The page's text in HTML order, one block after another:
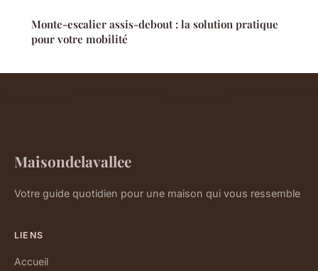
Monte-escalier assis-debout : la solution pratique
pour votre mobilité
Maisondelavallee
Votre guide quotidien pour une maison qui vous ressemble
LIENS
Accueil